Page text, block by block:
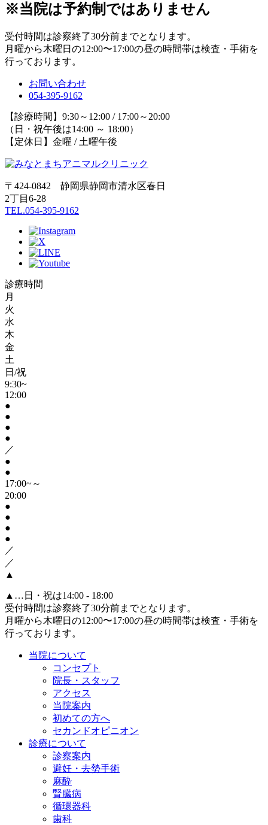
※当院は予約制ではありません
受付時間は診察終了30分前までとなります。
月曜から木曜日の12:00〜17:00の昼の時間帯は検査・手術を
行っております。
お問い合わせ
054-395-9162
【診療時間】9:30～12:00 / 17:00～20:00
（日・祝午後は14:00 ～ 18:00）
【定休日】金曜 / 土曜午後
〒424-0842 静岡県静岡市清水区春日
2丁目6-28
TEL.054-395-9162
診療時間
月
火
水
木
金
土
日/祝
9:30~
12:00
●
●
●
●
／
●
●
17:00~～
20:00
●
●
●
●
／
／
▲
▲ …日・祝は14:00 - 18:00
受付時間は診察終了30分前までとなります。
月曜から木曜日の12:00〜17:00の昼の時間帯は検査・手術を
行っております。
当院について
コンセプト
院長・スタッフ
アクセス
当院案内
初めての方へ
セカンドオピニオン
診療について
診察案内
避妊・去勢手術
麻酔
腎臓病
循環器科
歯科